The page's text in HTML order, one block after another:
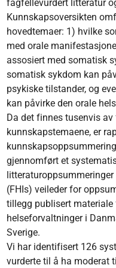
fagfellevurdert litteratur
Kunnskapsoversikten
hovedtemaer: 1) hvilke
med orale
assosiert med somatisk
somatisk sykdom kan
psykiske tilstander, og
kan påvirke den orale
Da det finnes tusenvis
kunnskapstemaene, er
gjennomført et
(FHIs) veileder for
tillegg publisert materiale
helseforvaltninger i
Sverige.
Vi har identifisert 126
vurderte til å ha moderat